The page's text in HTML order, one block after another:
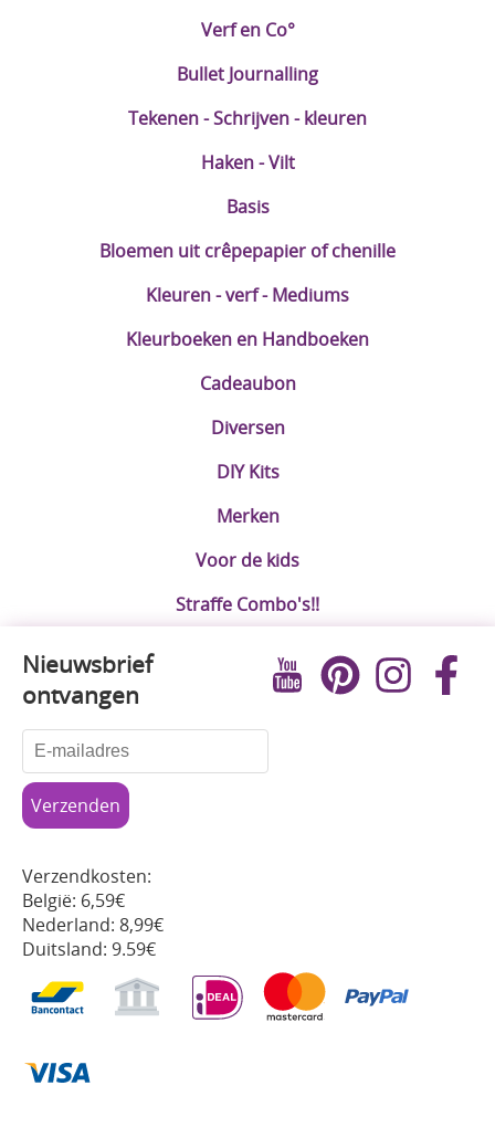
Verf en Co°
Bullet Journalling
Tekenen - Schrijven - kleuren
Haken - Vilt
Basis
Bloemen uit crêpepapier of chenille
Kleuren - verf - Mediums
Kleurboeken en Handboeken
Cadeaubon
Diversen
DIY Kits
Merken
Voor de kids
Straffe Combo's!!
Nieuwsbrief
ontvangen
Verzendkosten:
België: 6,59€
Nederland: 8,99€
Duitsland: 9.59€